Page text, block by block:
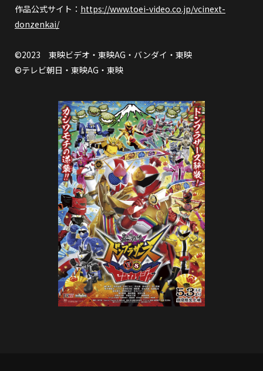
作品公式サイト： https://www.toei-video.co.jp/vcinext-
donzenkai/
©2023 東映ビデオ・東映AG・バンダイ・東映
©テレビ朝日・東映AG・東映